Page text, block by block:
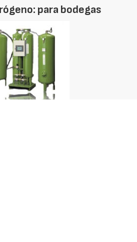
para bodegas